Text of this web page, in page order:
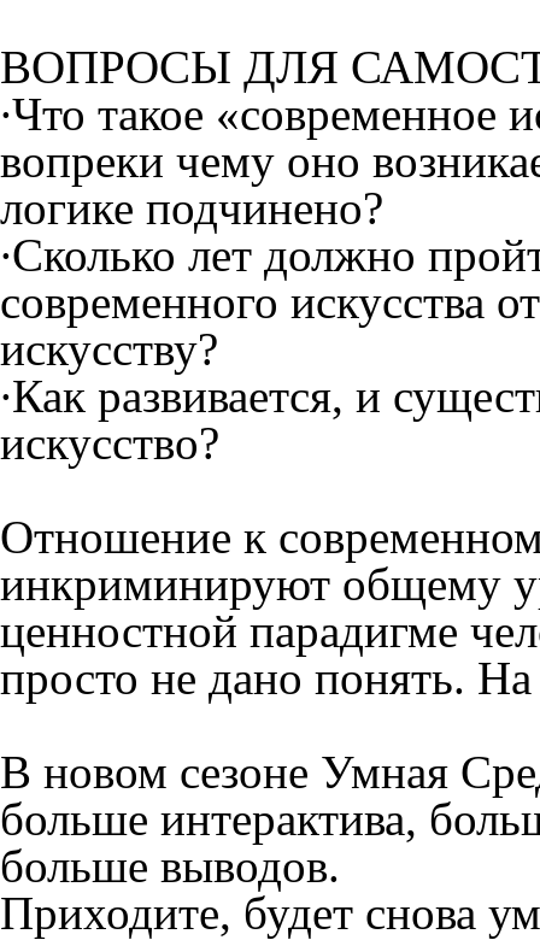
ВОПРОСЫ ДЛЯ
∙Что такое «современное
вопреки чему оно
логике подчинено?
∙Сколько лет должно
современного искусства
искусству?
∙Как развивается, и
искусство?
Отношение к
инкриминируют общему
ценностной парадигме
просто не дано понять.
В новом сезоне Умная
больше интерактива,
больше выводов.
Приходите, будет снова